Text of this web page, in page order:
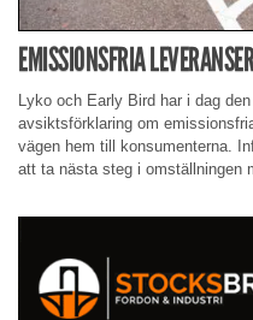
EMISSIONSFRIA
Lyko och Early Bird har i dag
avsiktsförklaring om
vägen hem till konsumenterna.
att ta nästa steg i omställningen